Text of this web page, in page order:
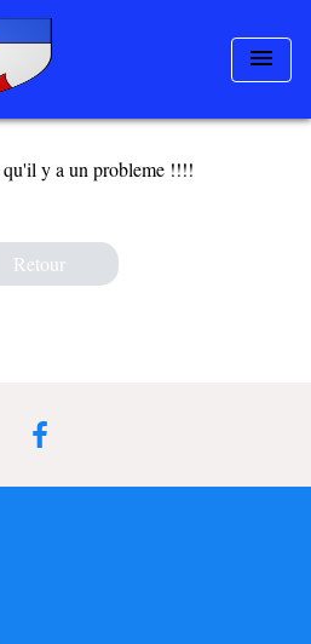
menu
qu'il y a un probleme !!!!
Retour